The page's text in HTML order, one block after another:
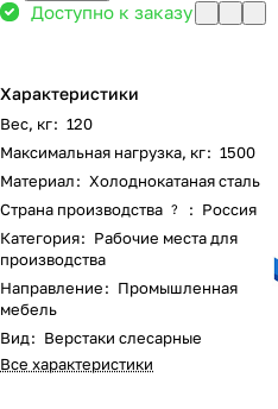
Доступно к заказу
Характеристики
Вес, кг: 120
Максимальная нагрузка, кг: 1500
Материал: Холоднокатаная сталь
Страна производства ? : Россия
Категория: Рабочие места для
производства
Направление: Промышленная
мебель
Вид: Верстаки слесарные
Все характеристики